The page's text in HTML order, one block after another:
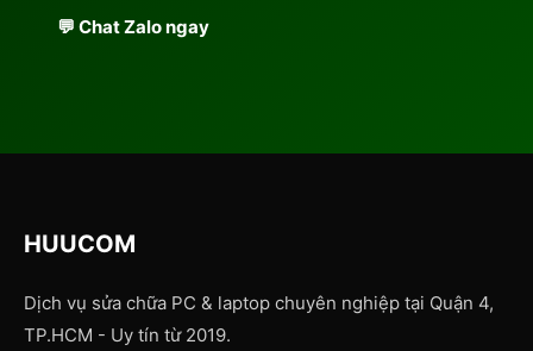
💬 Chat Zalo ngay
HUUCOM
Dịch vụ sửa chữa PC & laptop chuyên nghiệp tại Quận 4,
TP.HCM - Uy tín từ 2019.